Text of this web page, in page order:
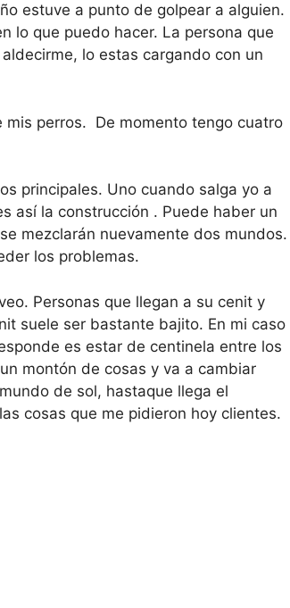
estuve a punto de golpear a alguien.
lo que puedo hacer. La persona que
lo estas cargando con un
perros. De momento tengo cuatro
principales. Uno cuando salga yo a
así la construcción . Puede haber un
mezclarán nuevamente dos mundos.
los problemas.
Personas que llegan a su cenit y
suele ser bastante bajito. En mi caso
es estar de centinela entre los
montón de cosas y va a cambiar
de sol, hastaque llega el
cosas que me pidieron hoy clientes.